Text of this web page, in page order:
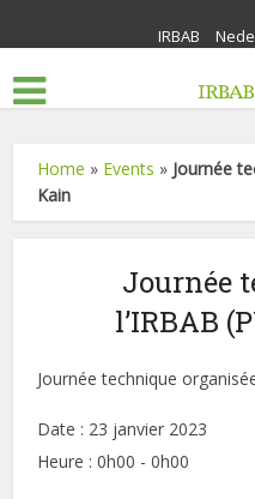
IRBAB
Home » Events » Journée
Kain
Journée
l’IRBAB
Journée technique
Date : 23 janvier 2023
Heure :0h00 - 0h00